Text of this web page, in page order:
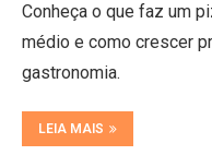
Conheça o que faz um
médio e como crescer
gastronomia.
LEIA MAIS